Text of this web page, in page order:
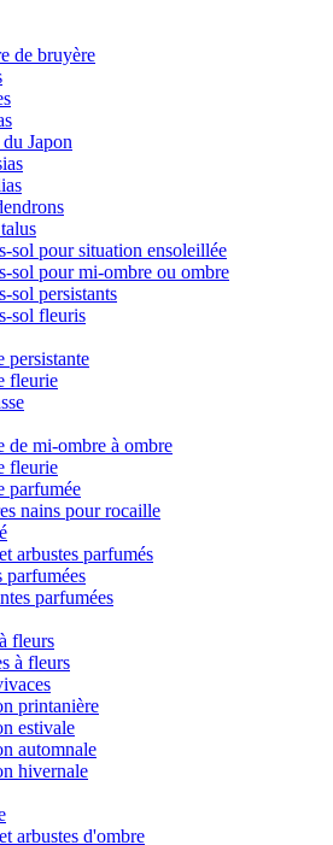
de bruyère
Japon
sol pour situation ensoleillée
sol pour mi-ombre ou ombre
sol persistants
sol fleuris
persistante
fleurie
de mi-ombre à ombre
fleurie
parfumée
nains pour rocaille
arbustes parfumés
parfumées
parfumées
fleurs
à fleurs
printanière
estivale
automnale
hivernale
arbustes d'ombre